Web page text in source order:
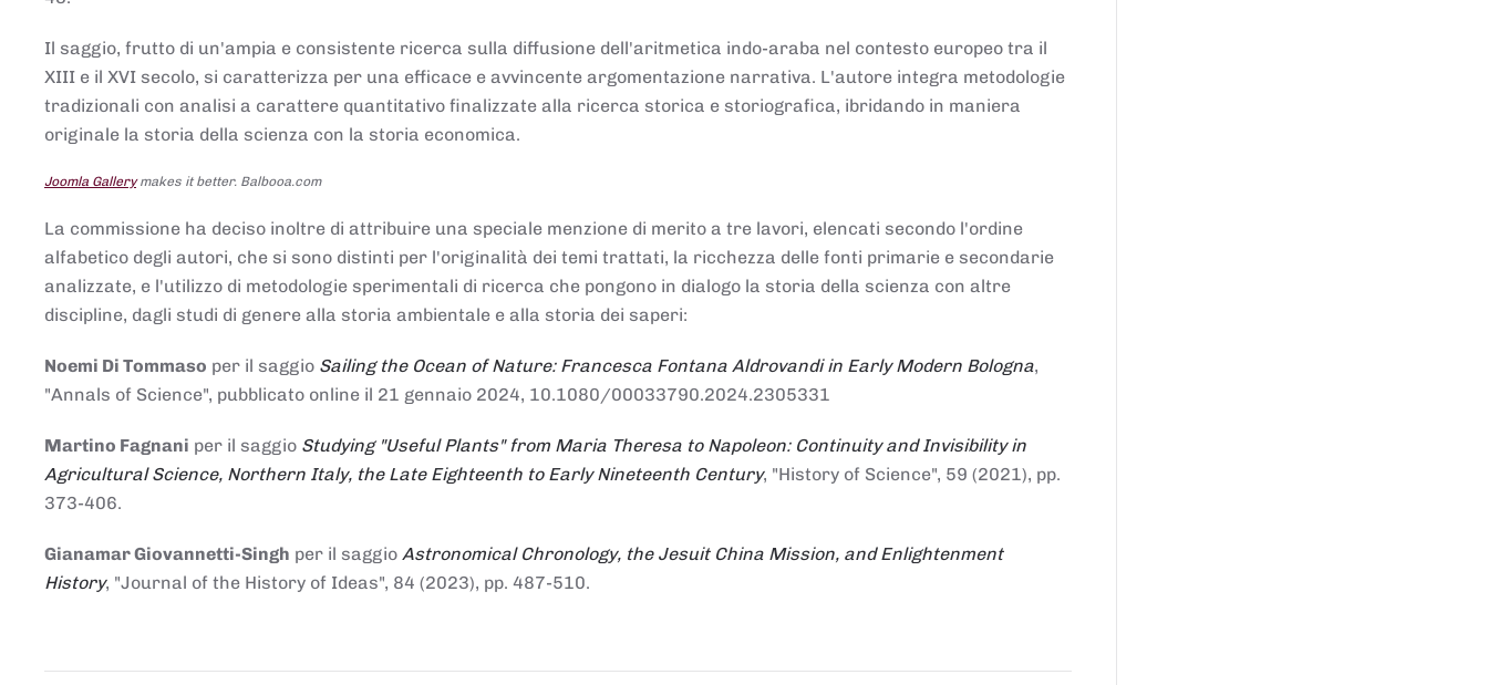
Il saggio, frutto di un'ampia e consistente ricerca sulla diffusione dell'aritmetica indo-araba nel contesto europeo tra il
XIII e il XVI secolo, si caratterizza per una efficace e avvincente argomentazione narrativa. L'autore integra metodologie
tradizionali con analisi a carattere quantitativo finalizzate alla ricerca storica e storiografica, ibridando in maniera
originale la storia della scienza con la storia economica.
Joomla Gallerymakes it better. Balbooa.com
La commissione ha deciso inoltre di attribuire una speciale menzione di merito a tre lavori, elencati secondo l'ordine
alfabetico degli autori, che si sono distinti per l'originalità dei temi trattati, la ricchezza delle fonti primarie e secondarie
analizzate, e l'utilizzo di metodologie sperimentali di ricerca che pongono in dialogo la storia della scienza con altre
discipline, dagli studi di genere alla storia ambientale e alla storia dei saperi:
Noemi Di Tommaso per il saggio Sailing the Ocean of Nature: Francesca Fontana Aldrovandi in Early Modern Bologna,
"Annals of Science", pubblicato online il 21 gennaio 2024, 10.1080/00033790.2024.2305331
Martino Fagnani per il saggio Studying "Useful Plants" from Maria Theresa to Napoleon: Continuity and Invisibility in
Agricultural Science, Northern Italy, the Late Eighteenth to Early Nineteenth Century, "History of Science", 59 (2021), pp.
373-406.
Gianamar Giovannetti-Singh per il saggio Astronomical Chronology, the Jesuit China Mission, and Enlightenment
History, "Journal of the History of Ideas", 84 (2023), pp. 487-510.